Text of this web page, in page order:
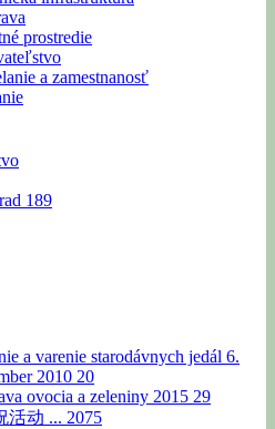
prostredie
a zamestnanosť
189
a varenie starodávnych jedál 6.
2010 20
ovocia a zeleniny 2015 29
活动 ... 2075